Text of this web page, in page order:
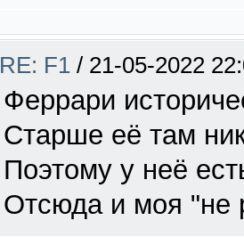
RE: F1 / 21-05-2022
Феррари
Старше её там
Поэтому у неё
Отсюда и моя "не